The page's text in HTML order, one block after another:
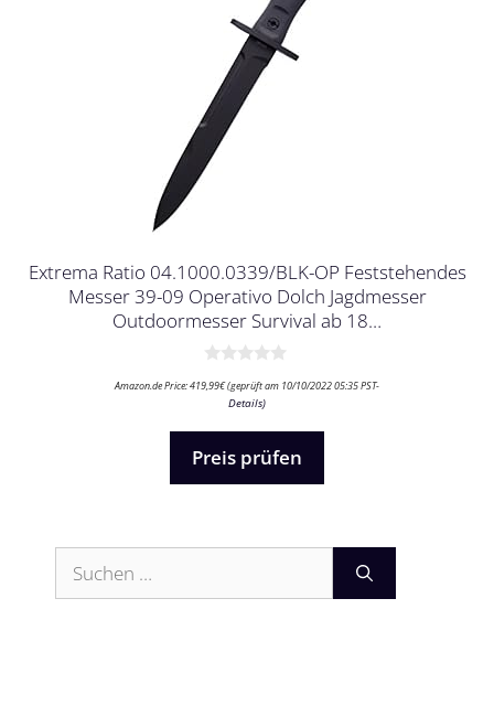
Extrema Ratio 04.1000.0339/BLK-OP Feststehendes
Messer 39-09 Operativo Dolch Jagdmesser
Outdoormesser Survival ab 18…
v
Amazon.de Price:419,99€(geprüft am 10/10/2022 05:35 PST-
Details)
Preis prüfen
Suchen
nach: